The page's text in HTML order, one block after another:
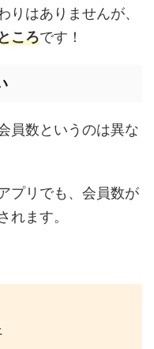
りはありませんが、
ころです！
員数というのは異な
プリでも、会員数が
れます。